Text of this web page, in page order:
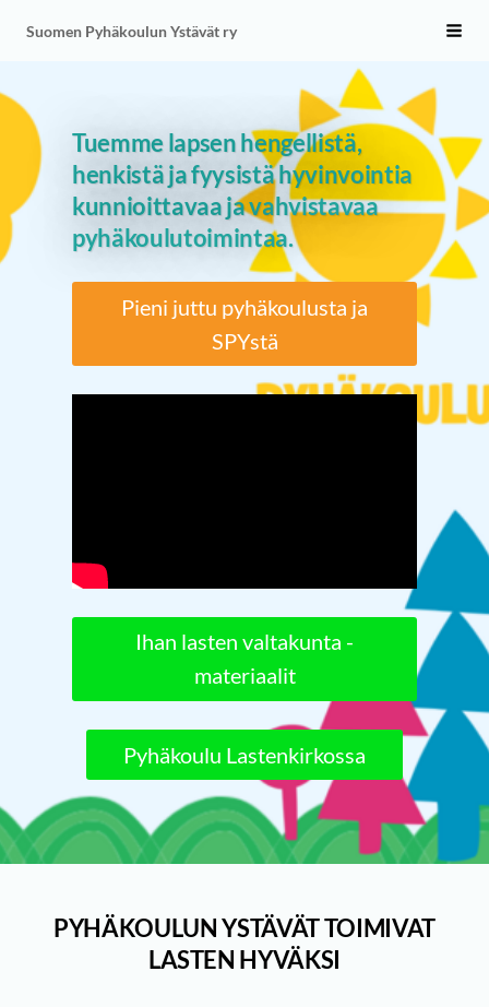
Siirry
sisältöön
Suomen Pyhäkoulun Ystävät ry
Tuemme lapsen hengellistä,
henkistä ja fyysistä hyvinvointia
kunnioittavaa ja vahvistavaa
pyhäkoulutoimintaa.
Pieni juttu pyhäkoulusta ja
SPYstä
Ihan lasten valtakunta -
materiaalit
Pyhäkoulu Lastenkirkossa
PYHÄKOULUN YSTÄVÄT TOIMIVAT
LASTEN HYVÄKSI